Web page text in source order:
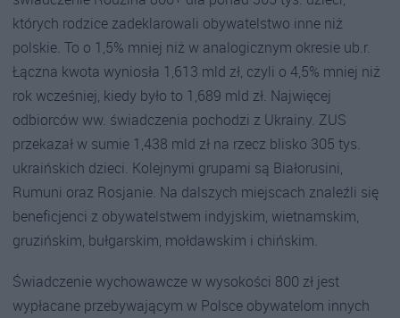
których rodzice zadeklarowali obywatelstwo inne niż
polskie. To o 1,5% mniej niż w analogicznym okresie ub.r.
Łączna kwota wyniosła 1,613 mld zł, czyli o 4,5% mniej niż
rok wcześniej, kiedy było to 1,689 mld zł. Najwięcej
odbiorców ww. świadczenia pochodzi z Ukrainy. ZUS
przekazał w sumie 1,438 mld zł na rzecz blisko 305 tys.
ukraińskich dzieci. Kolejnymi grupami są Białorusini,
Rumuni oraz Rosjanie. Na dalszych miejscach znaleźli się
beneficjenci z obywatelstwem indyjskim, wietnamskim,
gruzińskim, bułgarskim, mołdawskim i chińskim.
Świadczenie wychowawcze w wysokości 800 zł jest
wypłacane przebywającym w Polsce obywatelom innych